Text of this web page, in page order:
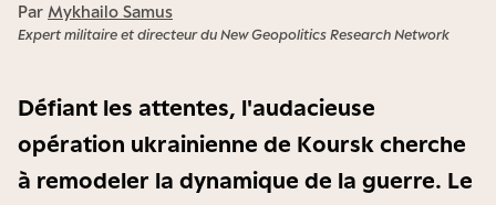
Par Mykhailo Samus
Expert militaire et directeur du New Geopolitics Research Network
Défiant les attentes, l'audacieuse
opération ukrainienne de Koursk cherche
à remodeler la dynamique de la guerre. Le